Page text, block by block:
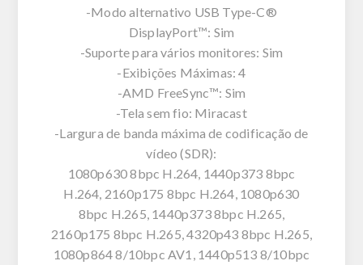
-Modo alternativo USB Type-C®
DisplayPort™: Sim
-Suporte para vários monitores: Sim
-Exibições Máximas: 4
-AMD FreeSync™: Sim
-Tela sem fio: Miracast
-Largura de banda máxima de codificação de
vídeo (SDR):
1080p630 8bpc H.264, 1440p373 8bpc
H.264, 2160p175 8bpc H.264, 1080p630
8bpc H.265, 1440p373 8bpc H.265,
2160p175 8bpc H.265, 4320p43 8bpc H.265,
1080p864 8/10bpc AV1, 1440p513 8/10bpc